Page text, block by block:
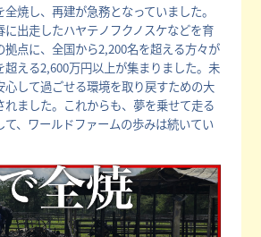
焼し、再建が急務となっていました。
に出走したハヤテノフクノスケなどを育
拠点に、全国から2,200名を超える方々が
超える2,600万円以上が集まりました。未
心して過ごせる環境を取り戻すための大
れました。これからも、夢を乗せて走る
、ワールドファームの歩みは続いてい